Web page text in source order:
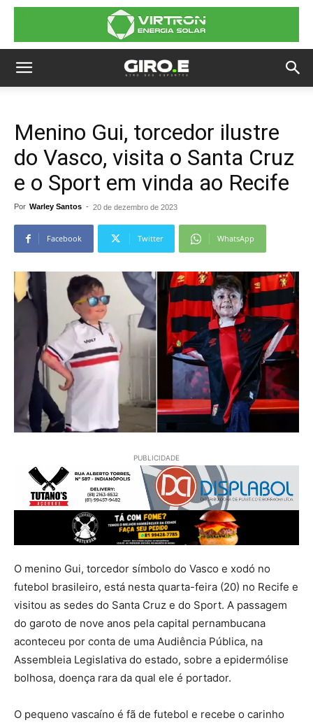
Menino Gui, torcedor ilustre
do Vasco, visita o Santa Cruz
e o Sport em vinda ao Recife
Por Warley Santos - 20 de dezembro de 2023
Facebook Twitter WhatsApp
PUBLICIDADE
O menino Gui, torcedor símbolo do Vasco e xodó no
futebol brasileiro, está nesta quarta-feira (20) no Recife e
visitou as sedes do Santa Cruz e do Sport. A passagem
do garoto de nove anos pela capital pernambucana
aconteceu por conta de uma Audiência Pública, na
Assembleia Legislativa do estado, sobre a epidermólise
bolhosa, doença rara da qual ele é portador.
O pequeno vascaíno é fã de futebol e recebe o carinho